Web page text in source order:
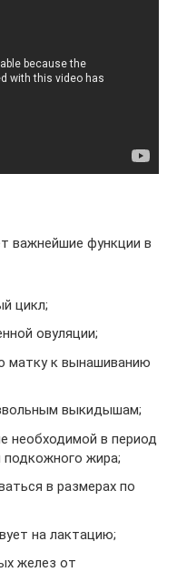
важнейшие функции в
цикл;
овуляции;
матку к вынашиванию
выкидышам;
необходимой в период
подкожного жира;
в размерах по
на лактацию;
желез от